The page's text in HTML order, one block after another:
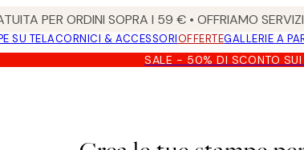
PER ORDINI SOPRA I 59 € • OFFRIAMO
SU TELACORNICI & ACCESSORIOFFERTEGALLERIE A
SALE - 50% DI SCONTO SUI